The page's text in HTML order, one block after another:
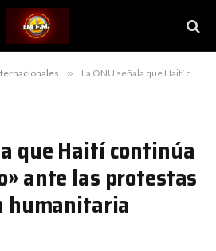
» La ONU señala que Haití continúa «inmovilizado» ante las protestas y la situación humanitaria empeora
que Haití continúa
ante las protestas
humanitaria